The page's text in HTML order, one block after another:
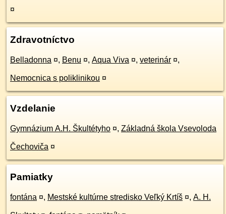
¤
Zdravotníctvo
Belladonna ¤, Benu ¤, Aqua Viva ¤, veterinár ¤,
Nemocnica s poliklinikou ¤
Vzdelanie
Gymnázium A.H. Škultétyho ¤, Základná škola Vsevoloda
Čechoviča ¤
Pamiatky
fontána ¤, Mestské kultúrne stredisko Veľký Krtíš ¤, A. H.